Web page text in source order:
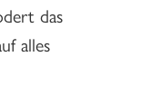
das
alles